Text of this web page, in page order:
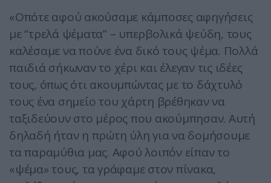
«Οπότε αφού ακούσαμε κάμποσες αφηγήσεις
με “τρελά ψέματα” – υπερβολικά ψεύδη, τους
καλέσαμε να πούνε ένα δικό τους ψέμα. Πολλά
παιδιά σήκωναν το χέρι και έλεγαν τις ιδέες
τους, όπως ότι ακουμπώντας με το δάχτυλό
τους ένα σημείο του χάρτη βρέθηκαν να
ταξιδεύουν στο μέρος που ακούμπησαν. Αυτή
δηλαδή ήταν η πρώτη ύλη για να δομήσουμε
τα παραμύθια μας. Αφού λοιπόν είπαν το
«ψέμα» τους, τα γράφαμε στον πίνακα,